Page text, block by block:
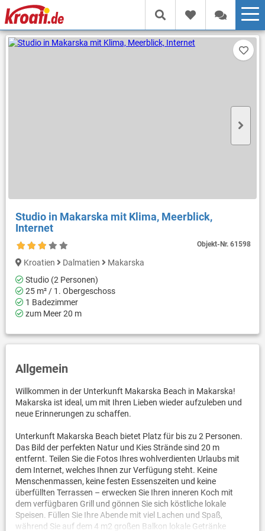
Studio in Makarska mit Klima, Meerblick,
Internet
Objekt-Nr.61598
Kroatien Dalmatien
Makarska
Studio (2 Personen)
25 m² / 1. Obergeschoss
1 Badezimmer
zum Meer 20 m
Allgemein
Willkommen in der Unterkunft Makarska Beach in Makarska!
Makarska ist ideal, um mit Ihren Lieben wieder aufzuleben und
neue Erinnerungen zu schaffen.
Unterkunft Makarska Beach bietet Platz für bis zu 2 Personen.
Das Bild der perfekten Natur und Kies Strände sind 20 m
entfernt. Teilen Sie die Fotos Ihres wohlverdienten Urlaubs mit
dem Internet, welches Ihnen zur Verfügung steht. Keine
Menschenmassen, keine festen Essenszeiten und keine
überfüllten Terrassen – erwecken Sie Ihren inneren Koch mit
dem verfügbaren Grill und gönnen Sie sich köstliche lokale
Speisen. Füllen Sie Ihre Abende mit viel Lachen und Spaß,
während Sie auf dem 4 m2 großen Balkon lokale Getränke